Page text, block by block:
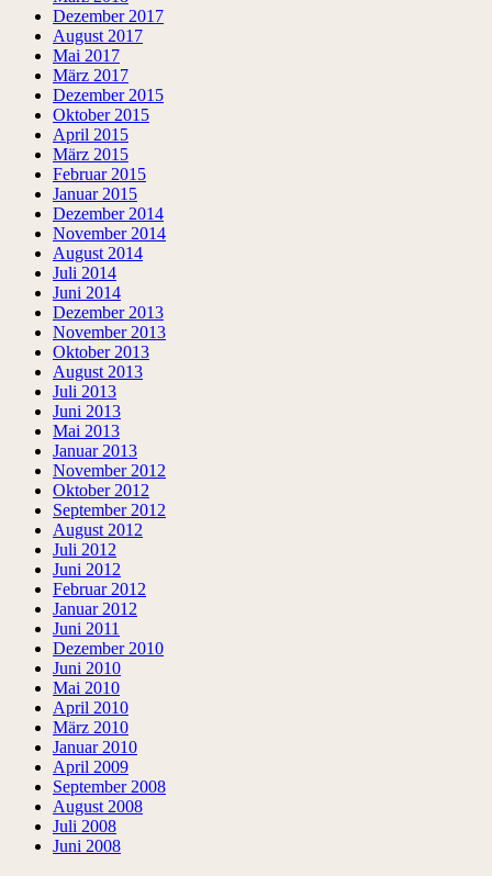
Dezember 2017
August 2017
Mai 2017
März 2017
Dezember 2015
Oktober 2015
April 2015
März 2015
Februar 2015
Januar 2015
Dezember 2014
November 2014
August 2014
Juli 2014
Juni 2014
Dezember 2013
November 2013
Oktober 2013
August 2013
Juli 2013
Juni 2013
Mai 2013
Januar 2013
November 2012
Oktober 2012
September 2012
August 2012
Juli 2012
Juni 2012
Februar 2012
Januar 2012
Juni 2011
Dezember 2010
Juni 2010
Mai 2010
April 2010
März 2010
Januar 2010
April 2009
September 2008
August 2008
Juli 2008
Juni 2008